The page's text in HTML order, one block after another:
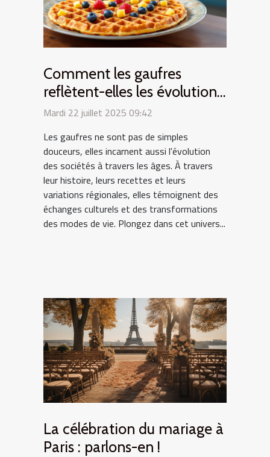
Comment les gaufres
reflètent-elles les évolutions
culturelles ?
Mardi 22 juillet 2025 09:42
Les gaufres ne sont pas de simples
douceurs, elles incarnent aussi l'évolution
des sociétés à travers les âges. À travers
leur histoire, leurs recettes et leurs
variations régionales, elles témoignent des
échanges culturels et des transformations
des modes de vie. Plongez dans cet univers...
La célébration du mariage à
Paris : parlons-en !